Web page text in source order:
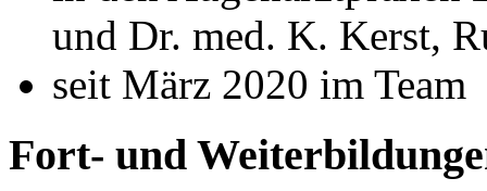
und Dr. med. K. Kerst,
seit März 2020 im Team
Fort- und